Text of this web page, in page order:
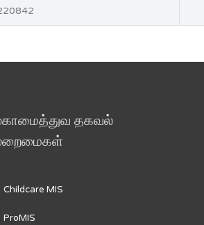
தகவல்
Childcare MIS
ProMIS